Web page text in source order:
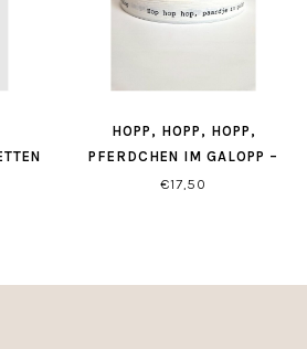
(
HOPP, HOPP, HOPP,
PFERDCHEN IM GALOPP –
WEISSES/SCHWARZES G
€17,50